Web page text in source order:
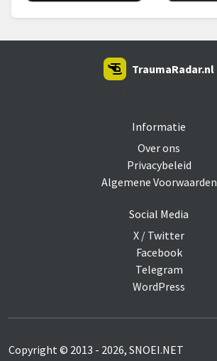
Informatie
Over ons
Privacybeleid
Algemene Voorwaarden
Social Media
X / Twitter
Facebook
Telegram
WordPress
TraumaRadar.nl
Copyright © 2013 - 2026, SNOEI.NET